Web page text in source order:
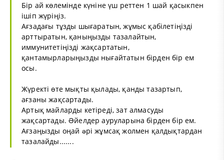
Бір ай көлемінде күніне үш реттен 1 шай қасыкпен
ішіп жүріңіз.
Ағзадағы тұзды шығаратын, жұмыс қабілетіңізді
арттыратын, қаныңызды тазалайтын,
иммунитетіңізді жақсартатын,
қантамырларыңызды нығайтатын бірден бір ем
осы.
Жүректі өте мықты қылады, қанды тазартып,
ағзаны жақсартады.
Артық майларды кетіреді, зат алмасуды
жақсартады. Əйелдер ауруларына бірден бір ем.
Ағзаңызды оңай əрі жұмсақ жолмен қалдықтардан
тазалайды.......